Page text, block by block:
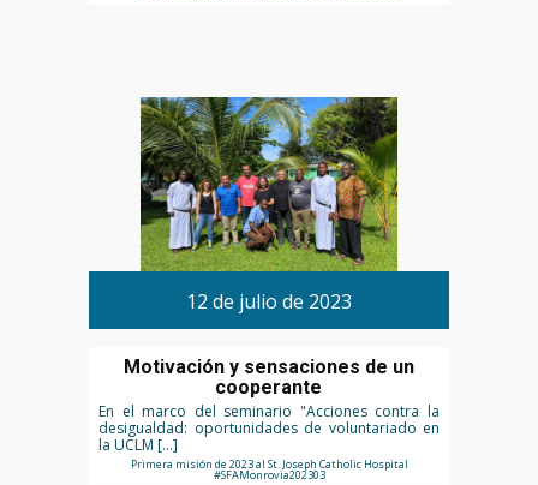
12 de julio de 2023
Motivación y sensaciones de un
cooperante
En el marco del seminario "Acciones contra la
desigualdad: oportunidades de voluntariado en
la UCLM […]
Primera misión de 2023 al St. Joseph Catholic Hospital
#SFAMonrovia202303